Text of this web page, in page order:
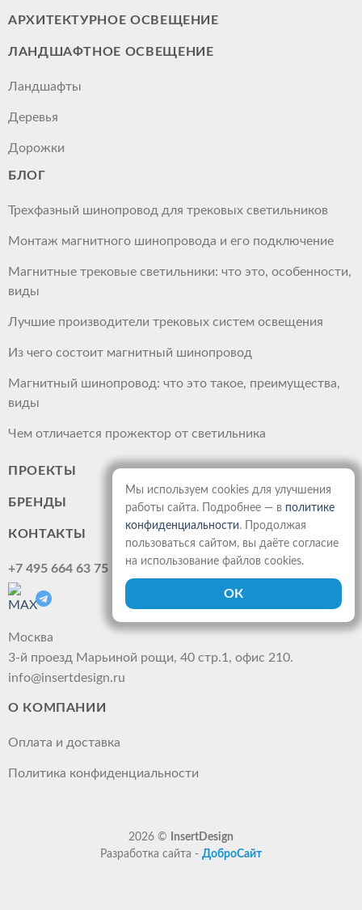
АРХИТЕКТУРНОЕ ОСВЕЩЕНИЕ
ЛАНДШАФТНОЕ ОСВЕЩЕНИЕ
Ландшафты
Деревья
Дорожки
БЛОГ
Трехфазный шинопровод для трековых светильников
Монтаж магнитного шинопровода и его подключение
Магнитные трековые светильники: что это, особенности,
виды
Лучшие производители трековых систем освещения
Из чего состоит магнитный шинопровод
Магнитный шинопровод: что это такое, преимущества,
виды
Чем отличается прожектор от светильника
ПРОЕКТЫ
БРЕНДЫ
КОНТАКТЫ
+7 495 664 63 75
Москва
3-й проезд Марьиной рощи, 40 стр.1, офис 210.
info@insertdesign.ru
О КОМПАНИИ
Оплата и доставка
Политика конфиденциальности
2026 ©
InsertDesign
Разработка сайта - ДоброСайт
Мы используем cookies для улучшения
работы сайта. Подробнее — в политике
конфиденциальности. Продолжая
пользоваться сайтом, вы даёте согласие
на использование файлов cookies.